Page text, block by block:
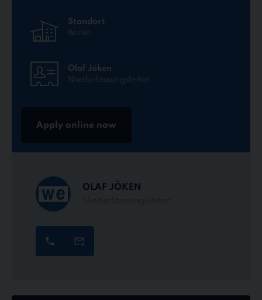
Standort
Berlin
Olaf Jöken
Niederlassungsleiter
Apply online now
OLAF JÖKEN